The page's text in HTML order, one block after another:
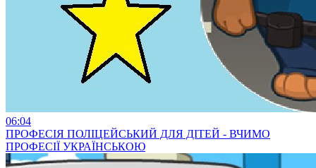
06:04
ПРОФЕСІЯ ПОЛІЦЕЙСЬКИЙ ДЛЯ ДІТЕЙ - ВЧИМО
ПРОФЕСІЇ УКРАЇНСЬКОЮ